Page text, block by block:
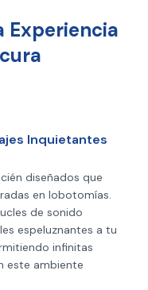
Experiencia
Inquietantes
diseñados que
en lobotomías.
de sonido
espeluznantes a tu
infinitas
este ambiente